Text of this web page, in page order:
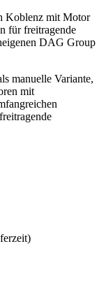
Koblenz mit Motor
für freitragende
DAG Group
manuelle Variante,
mit